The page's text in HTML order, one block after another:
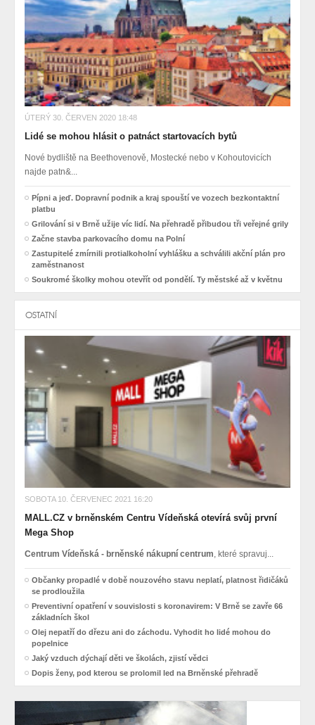
ÚTERÝ 30. ČERVEN 2020 18:48
Lidé se mohou hlásit o patnáct startovacích bytů
Nové bydliště na Beethovenově, Mostecké nebo v Kohoutovicích
najde patn&...
Pípni a jeď. Dopravní podnik a kraj spouští ve vozech bezkontaktní
platbu
Grilování si v Brně užije víc lidí. Na přehradě přibudou tři veřejné grily
Začne stavba parkovacího domu na Polní
Zastupitelé zmírnili protialkoholní vyhlášku a schválili akční plán pro
zaměstnanost
Soukromé školky mohou otevřít od pondělí. Ty městské až v květnu
OSTATNÍ
SOBOTA 10. ČERVENEC 2021 16:20
MALL.CZ v brněnském Centru Vídeňská otevírá svůj první
Mega Shop
Centrum Vídeňská - brněnské nákupní centrum, které spravuj...
Občanky propadlé v době nouzového stavu neplatí, platnost řidičáků
se prodloužila
Preventivní opatření v souvislosti s koronavirem: V Brně se zavře 66
základních škol
Olej nepatří do dřezu ani do záchodu. Vyhodit ho lidé mohou do
popelnice
Jaký vzduch dýchají děti ve školách, zjistí vědci
Dopis ženy, pod kterou se prolomil led na Brněnské přehradě